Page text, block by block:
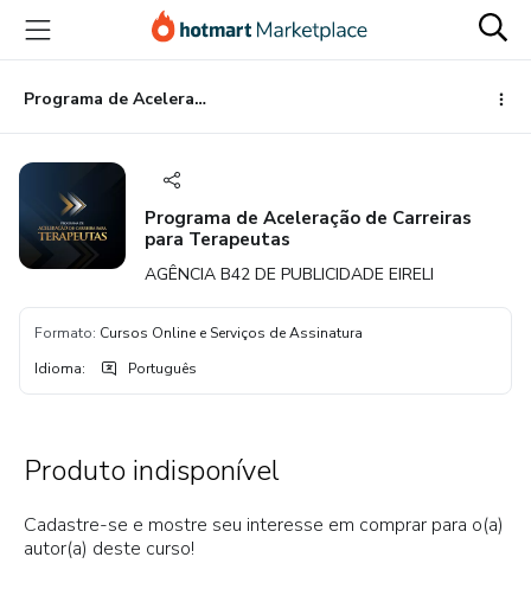
para
conteúdo
principal
para
pagamento
para
rodapé
Programa de Aceleração de Carreiras para Terapeutas
Programa de Aceleração de Carreiras
para Terapeutas
AGÊNCIA B42 DE PUBLICIDADE EIRELI
Formato: Cursos Online e Serviços de Assinatura
Idioma: Português
Produto indisponível
Cadastre-se e mostre seu interesse em comprar para o(a)
autor(a) deste curso!